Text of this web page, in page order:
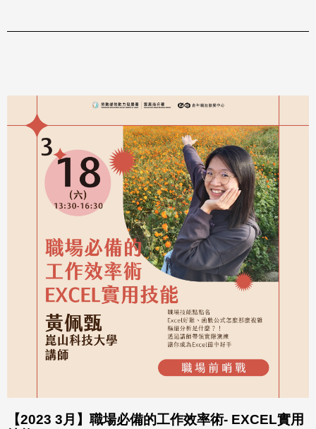
【2023 3月】職場必備的工作效率術- EXCEL實用